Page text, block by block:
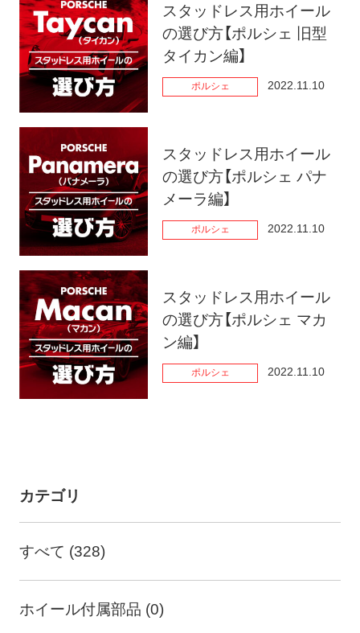
カテゴリ
すべて (328)
ホイール付属部品 (0)
スタッドレス用ホイール
の選び方【ポルシェ 旧型
タイカン編】
ポルシェ 2022.11.10
スタッドレス用ホイール
の選び方【ポルシェ パナ
メーラ編】
ポルシェ 2022.11.10
スタッドレス用ホイール
の選び方【ポルシェ マカ
ン編】
ポルシェ 2022.11.10